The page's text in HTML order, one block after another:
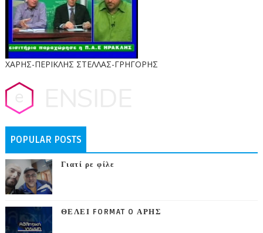
ΧΑΡΗΣ-ΠΕΡΙΚΛΗΣ ΣΤΕΛΛΑΣ-ΓΡΗΓΟΡΗΣ
POPULAR POSTS
Γιατί ρε φίλε
ΘΕΛΕΙ FORMAT O ΑΡΗΣ